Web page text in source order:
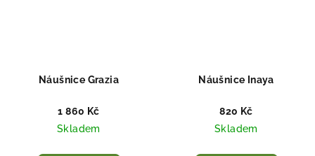
Náušnice Grazia
1 860 Kč
Skladem
Náušnice Inaya
820 Kč
Skladem